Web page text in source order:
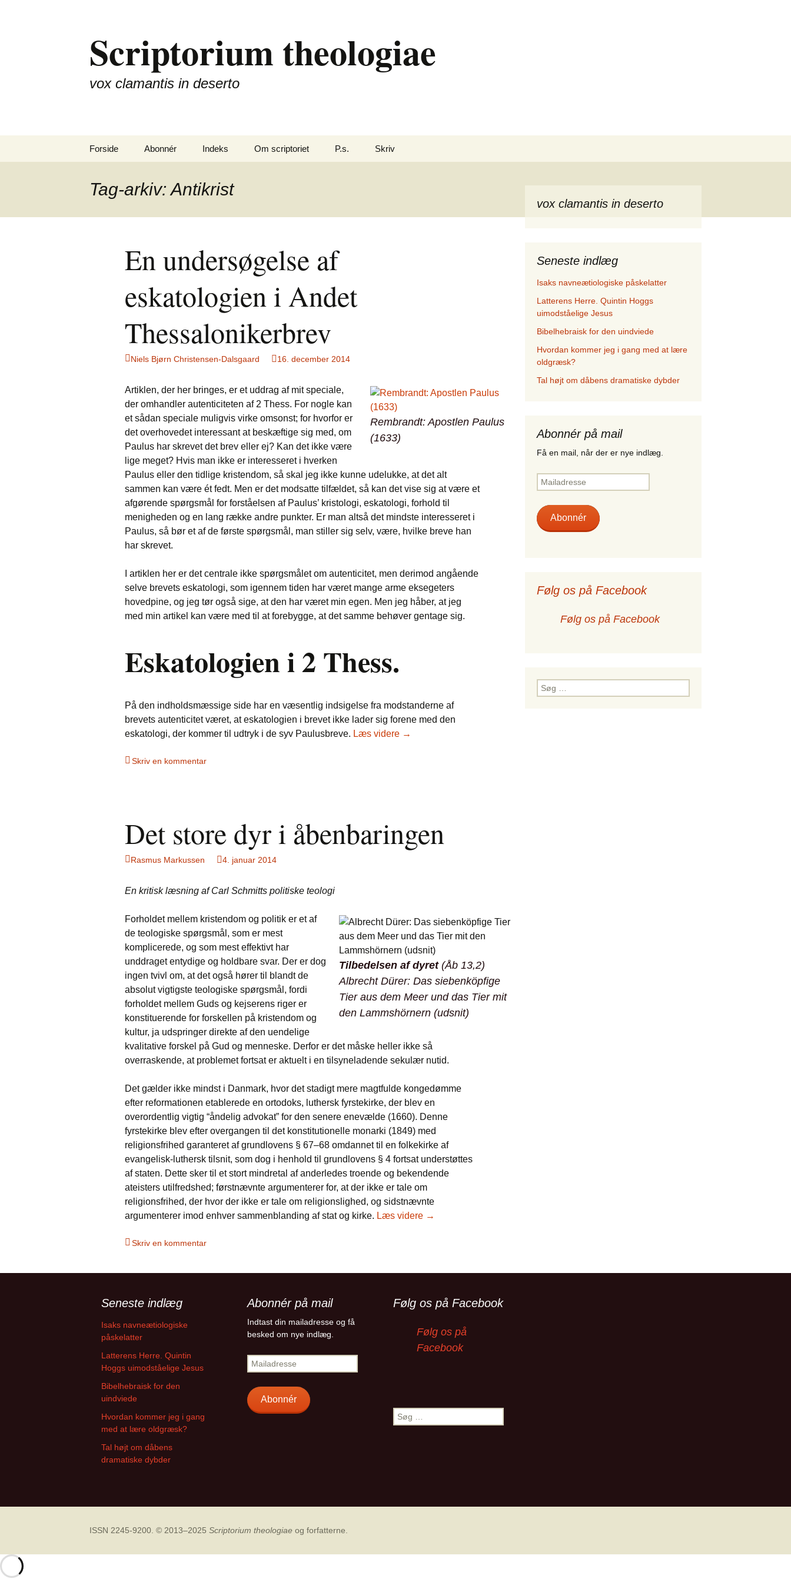
Scriptorium theologiae
vox clamantis in deserto
Forside Abonnér Indeks Om scriptoriet P.s. Skriv
Tag-arkiv: Antikrist
En undersøgelse af
eskatologien i Andet
Thessalonikerbrev
Niels Bjørn Christensen-Dalsgaard 16. december 2014
Rembrandt:Apostlen Paulus
(1633)
Artiklen, der her bringes, er et uddrag af mit speciale,
der omhandler autenticiteten af 2 Thess. For nogle kan
et sådan speciale muligvis virke omsonst; for hvorfor er
det overhovedet interessant at beskæftige sig med, om
Paulus har skrevet det brev eller ej? Kan det ikke være
lige meget? Hvis man ikke er interesseret i hverken
Paulus eller den tidlige kristendom, så skal jeg ikke kunne udelukke, at det alt
sammen kan være ét fedt. Men er det modsatte tilfældet, så kan det vise sig at være et
afgørende spørgsmål for forståelsen af Paulus’ kristologi, eskatologi, forhold til
menigheden og en lang række andre punkter. Er man altså det mindste interesseret i
Paulus, så bør et af de første spørgsmål, man stiller sig selv, være, hvilke breve han
har skrevet.
I artiklen her er det centrale ikke spørgsmålet om autenticitet, men derimod angående
selve brevets eskatologi, som igennem tiden har været mange arme eksegeters
hovedpine, og jeg tør også sige, at den har været min egen. Men jeg håber, at jeg
med min artikel kan være med til at forebygge, at det samme behøver gentage sig.
Eskatologien i 2 Thess.
På den indholdsmæssige side har en væsentlig indsigelse fra modstanderne af
brevets autenticitet været, at eskatologien i brevet ikke lader sig forene med den
eskatologi, der kommer til udtryk i de syv Paulusbreve. Læs videre En undersøgelse af eskatologien i Andet Thessalonikerbrev
→
Skriv en kommentar
Det store dyr i åbenbaringen
Rasmus Markussen 4. januar 2014
En kritisk læsning af Carl Schmitts politiske teologi
Tilbedelsen af dyret(Åb 13,2)
Albrecht Dürer: Das siebenköpfige
Tier aus dem Meer und das Tier mit
den Lammshörnern (udsnit)
Forholdet mellem kristendom og politik er et af
de teologiske spørgsmål, som er mest
komplicerede, og som mest effektivt har
unddraget entydige og holdbare svar. Der er dog
ingen tvivl om, at det også hører til blandt de
absolut vigtigste teologiske spørgsmål, fordi
forholdet mellem Guds og kejserens riger er
konstituerende for forskellen på kristendom og
kultur, ja udspringer direkte af den uendelige
kvalitative forskel på Gud og menneske. Derfor er det måske heller ikke så
overraskende, at problemet fortsat er aktuelt i en tilsyneladende sekulær nutid.
Det gælder ikke mindst i Danmark, hvor det stadigt mere magtfulde kongedømme
efter reformationen etablerede en ortodoks, luthersk fyrstekirke, der blev en
overordentlig vigtig “åndelig advokat” for den senere enevælde (1660). Denne
fyrstekirke blev efter overgangen til det konstitutionelle monarki (1849) med
religionsfrihed garanteret af grundlovens § 67–68 omdannet til en folkekirke af
evangelisk-luthersk tilsnit, som dog i henhold til grundlovens § 4 fortsat understøttes
af staten. Dette sker til et stort mindretal af anderledes troende og bekendende
ateisters utilfredshed; førstnævnte argumenterer for, at der ikke er tale om
religionsfrihed, der hvor der ikke er tale om religionslighed, og sidstnævnte
argumenterer imod enhver sammenblanding af stat og kirke. Læs videre Det store dyr i åbenbaringen
→
Skriv en kommentar
vox clamantis in deserto
Seneste indlæg
Isaks navneætiologiske påskelatter
Latterens Herre. Quintin Hoggs
uimodståelige Jesus
Bibelhebraisk for den uindviede
Hvordan kommer jeg i gang med at lære
oldgræsk?
Tal højt om dåbens dramatiske dybder
Abonnér på mail
Få en mail, når der er nye indlæg.
Mailadresse
Abonnér
Følg os på Facebook
Følg os på Facebook
Søg
efter:
Seneste indlæg
Isaks navneætiologiske
påskelatter
Latterens Herre. Quintin
Hoggs uimodståelige Jesus
Bibelhebraisk for den
uindviede
Hvordan kommer jeg i gang
med at lære oldgræsk?
Tal højt om dåbens
dramatiske dybder
Abonnér på mail
Indtast din mailadresse og få
besked om nye indlæg.
Mailadresse
Abonnér
Følg os på Facebook
Følg os på
Facebook
Søg
efter:
ISSN 2245-9200. © 2013–2025 Scriptorium theologiae og forfatterne.